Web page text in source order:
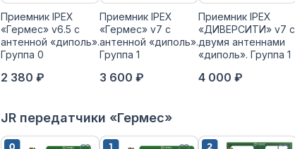
Приемник IPEX
«Гермес» v6.5 с
антенной «диполь».
Группа 0
2 380 ₽
Приемник IPEX
«Гермес» v7 с
антенной «диполь».
Группа 1
3 600 ₽
Приемник IPEX
«ДИВЕРСИТИ» v7 с
двумя антеннами
«диполь». Группа 1
4 000 ₽
JR передатчики «Гермес»